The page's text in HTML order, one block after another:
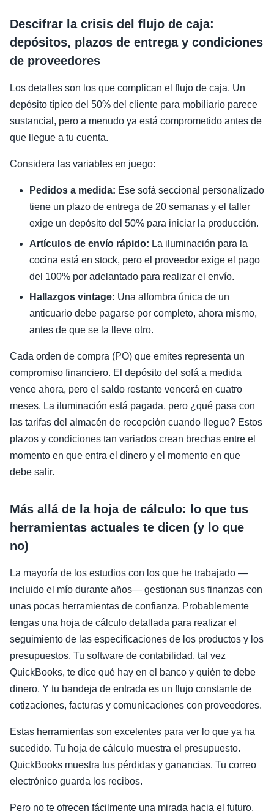
Descifrar la crisis del flujo de caja:
depósitos, plazos de entrega y condiciones
de proveedores
Los detalles son los que complican el flujo de caja. Un
depósito típico del 50% del cliente para mobiliario parece
sustancial, pero a menudo ya está comprometido antes de
que llegue a tu cuenta.
Considera las variables en juego:
Pedidos a medida: Ese sofá seccional personalizado
tiene un plazo de entrega de 20 semanas y el taller
exige un depósito del 50% para iniciar la producción.
Artículos de envío rápido: La iluminación para la
cocina está en stock, pero el proveedor exige el pago
del 100% por adelantado para realizar el envío.
Hallazgos vintage: Una alfombra única de un
anticuario debe pagarse por completo, ahora mismo,
antes de que se la lleve otro.
Cada orden de compra (PO) que emites representa un
compromiso financiero. El depósito del sofá a medida
vence ahora, pero el saldo restante vencerá en cuatro
meses. La iluminación está pagada, pero ¿qué pasa con
las tarifas del almacén de recepción cuando llegue? Estos
plazos y condiciones tan variados crean brechas entre el
momento en que entra el dinero y el momento en que
debe salir.
Más allá de la hoja de cálculo: lo que tus
herramientas actuales te dicen (y lo que
no)
La mayoría de los estudios con los que he trabajado —
incluido el mío durante años— gestionan sus finanzas con
unas pocas herramientas de confianza. Probablemente
tengas una hoja de cálculo detallada para realizar el
seguimiento de las especificaciones de los productos y los
presupuestos. Tu software de contabilidad, tal vez
QuickBooks, te dice qué hay en el banco y quién te debe
dinero. Y tu bandeja de entrada es un flujo constante de
cotizaciones, facturas y comunicaciones con proveedores.
Estas herramientas son excelentes para ver lo que ya ha
sucedido. Tu hoja de cálculo muestra el presupuesto.
QuickBooks muestra tus pérdidas y ganancias. Tu correo
electrónico guarda los recibos.
Pero no te ofrecen fácilmente una mirada hacia el futuro.